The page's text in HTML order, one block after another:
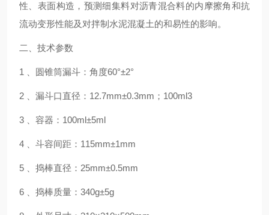
性、表面构造，预测细集料对沥青混合料的内摩擦角和抗
流动变形性能及对拌制水泥混凝土的和易性的影响。
二、技术参数
1 、圆锥筒漏斗：角度60°±2°
2 、漏斗口直径：12.7mm±0.3mm；100ml3
3 、容器：100ml±5ml
4 、斗容间距：115mm±1mm
5 、捣棒直径：25mm±0.5mm
6 、捣棒质量：340g±5g